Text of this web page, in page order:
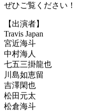
ぜひご覧ください！
【出演者】
Travis Japan
宮近海斗
中村海人
七五三掛龍也
川島如恵留
吉澤閑也
松田元太
松倉海斗